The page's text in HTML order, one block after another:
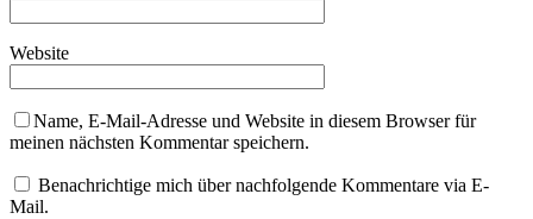
Website
Name, E-Mail-Adresse und Website in diesem Browser für
meinen nächsten Kommentar speichern.
Benachrichtige mich über nachfolgende Kommentare via E-
Mail.